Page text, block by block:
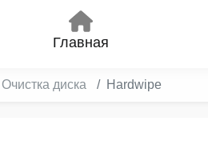
Главная
Очистка диска Hardwipe